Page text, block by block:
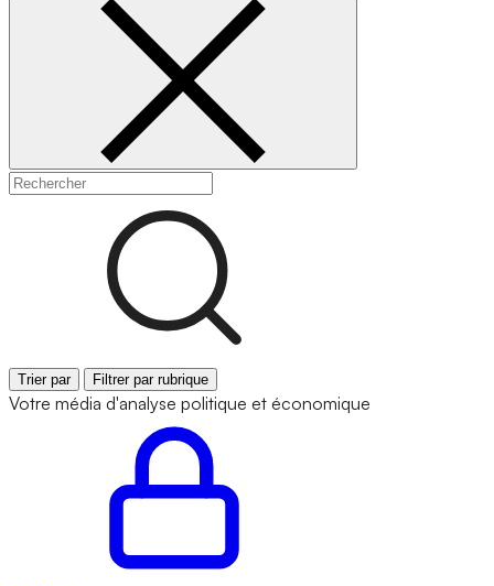
Trier par Filtrer par rubrique
Votre média d'analyse politique et économique